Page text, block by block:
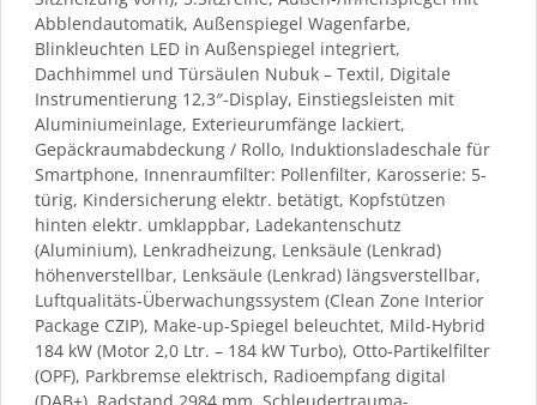
Abblendautomatik, Außenspiegel Wagenfarbe,
Blinkleuchten LED in Außenspiegel integriert,
Dachhimmel und Türsäulen Nubuk – Textil, Digitale
Instrumentierung 12,3″-Display, Einstiegsleisten mit
Aluminiumeinlage, Exterieurumfänge lackiert,
Gepäckraumabdeckung / Rollo, Induktionsladeschale für
Smartphone, Innenraumfilter: Pollenfilter, Karosserie: 5-
türig, Kindersicherung elektr. betätigt, Kopfstützen
hinten elektr. umklappbar, Ladekantenschutz
(Aluminium), Lenkradheizung, Lenksäule (Lenkrad)
höhenverstellbar, Lenksäule (Lenkrad) längsverstellbar,
Luftqualitäts-Überwachungssystem (Clean Zone Interior
Package CZIP), Make-up-Spiegel beleuchtet, Mild-Hybrid
184 kW (Motor 2,0 Ltr. – 184 kW Turbo), Otto-Partikelfilter
(OPF), Parkbremse elektrisch, Radioempfang digital